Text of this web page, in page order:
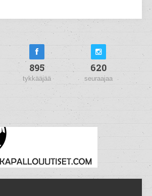
895
tykkääjää
620
seuraajaa